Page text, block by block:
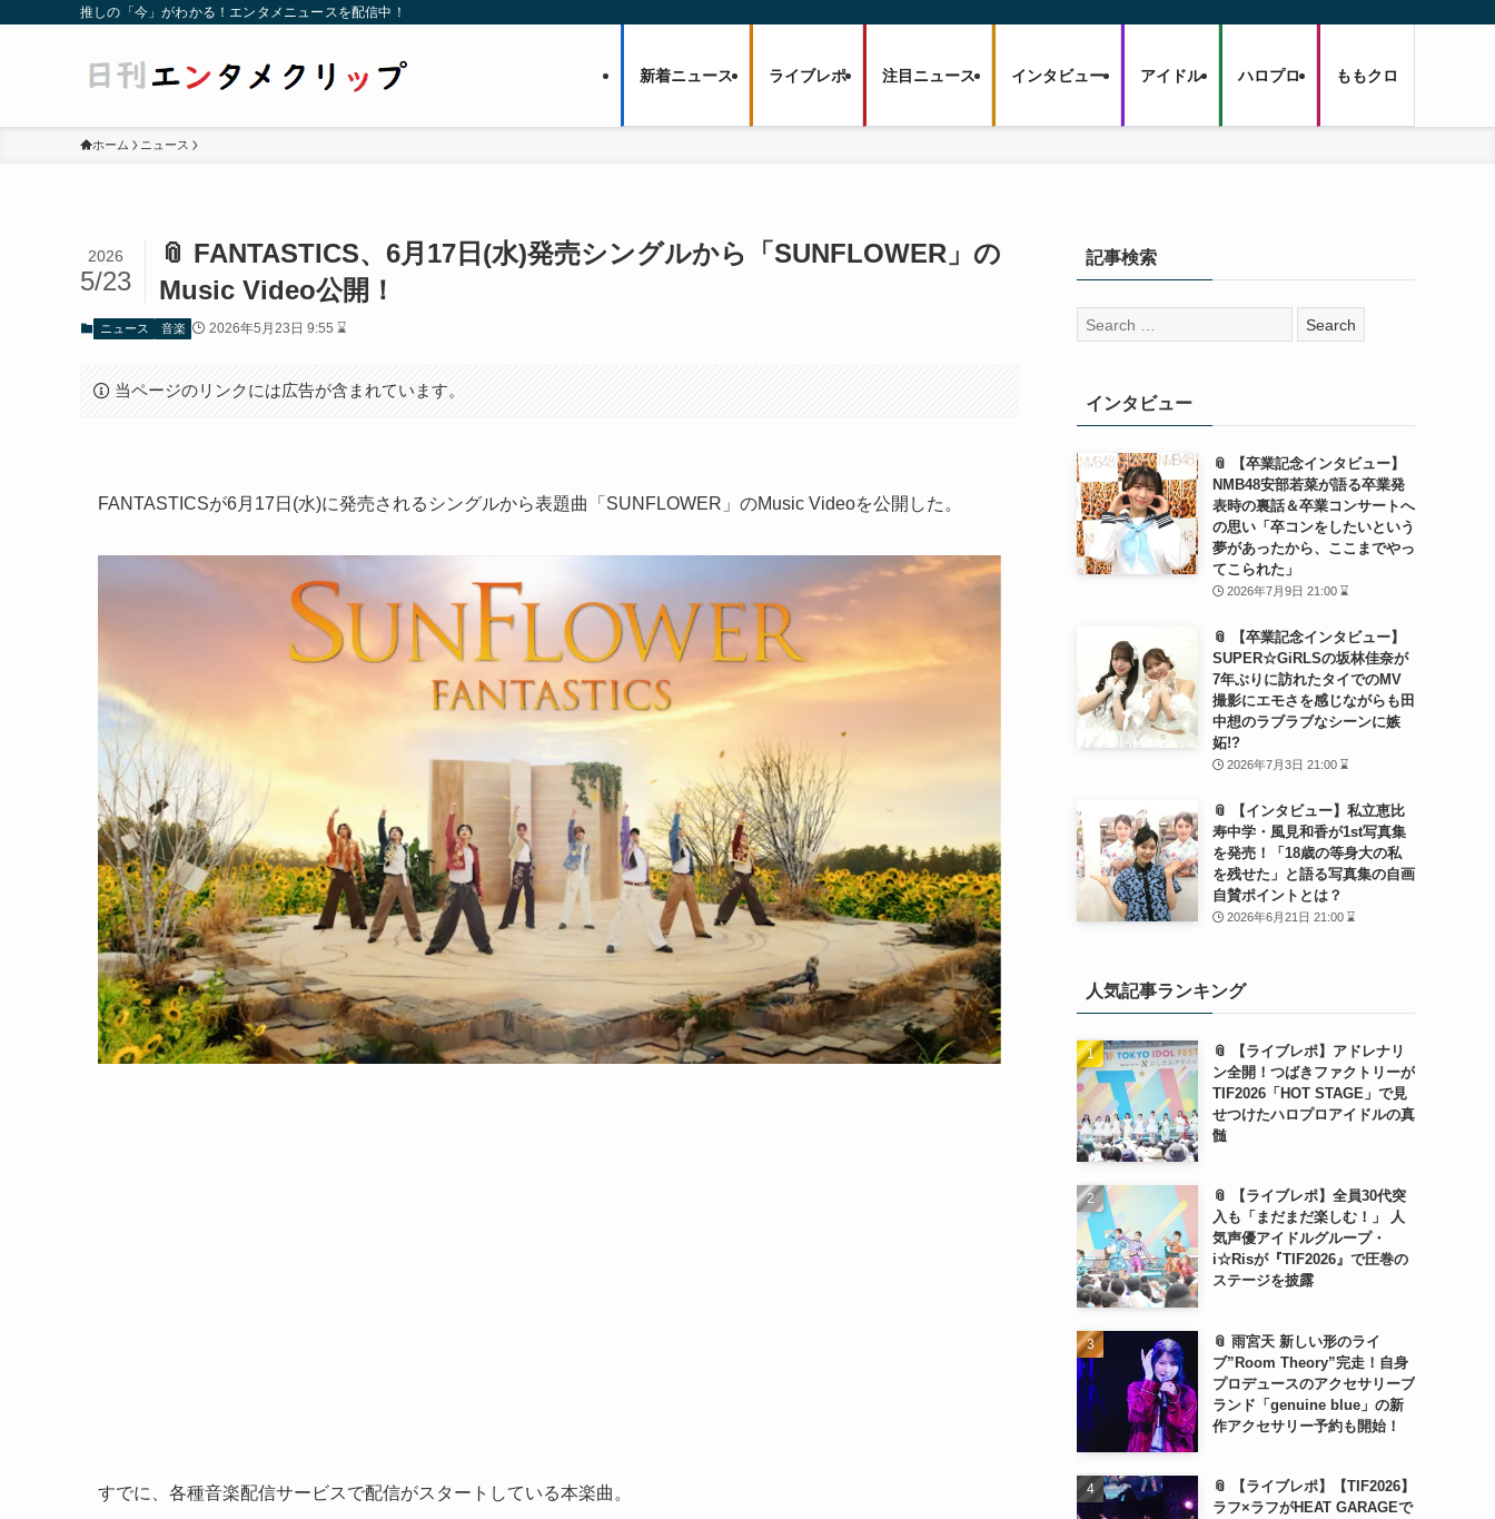
推しの「今」がわかる！エンタメニュースを配信中！
新着ニュース ライブレポ 注目ニュース インタビュー アイドル ハロプロ ももクロ
ホーム ニュース
📎 FANTASTICS、6月17日(水)発売シングルから「SUNFLOWER」の
Music Video公開！
2026
5/23
ニュース 音楽 2026年5月23日 9:55 ⌛
当ページのリンクには広告が含まれています。
FANTASTICSが6月17日(水)に発売されるシングルから表題曲「SUNFLOWER」のMusic Videoを公開した。
すでに、各種音楽配信サービスで配信がスタートしている本楽曲。
記事検索
検
索:
インタビュー
📎 【卒業記念インタビュー】
NMB48安部若菜が語る卒業発
表時の裏話＆卒業コンサートへ
の思い「卒コンをしたいという
夢があったから、ここまでやっ
てこられた」
2026年7月9日 21:00 ⌛
📎 【卒業記念インタビュー】
SUPER☆GiRLSの坂林佳奈が
7年ぶりに訪れたタイでのMV
撮影にエモさを感じながらも田
中想のラブラブなシーンに嫉
妬!?
2026年7月3日 21:00 ⌛
📎 【インタビュー】私立恵比
寿中学・風見和香が1st写真集
を発売！「18歳の等身大の私
を残せた」と語る写真集の自画
自賛ポイントとは？
2026年6月21日 21:00 ⌛
人気記事ランキング
📎 【ライブレポ】アドレナリ
ン全開！つばきファクトリーが
TIF2026「HOT STAGE」で見
せつけたハロプロアイドルの真
髄
📎 【ライブレポ】全員30代突
入も「まだまだ楽しむ！」 人
気声優アイドルグループ・
i☆Risが『TIF2026』で圧巻の
ステージを披露
📎 雨宮天 新しい形のライ
ブ”Room Theory”完走！自身
プロデュースのアクセサリーブ
ランド「genuine blue」の新
作アクセサリー予約も開始！
📎 【ライブレポ】【TIF2026】
ラフ×ラフがHEAT GARAGEで